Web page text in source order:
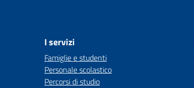
I servizi
Famiglie e studenti
Personale scolastico
Percorsi di studio